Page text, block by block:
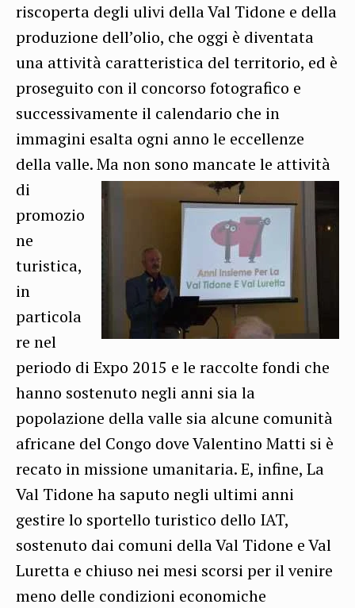
riscoperta degli ulivi della Val Tidone e della
produzione dell’olio, che oggi è diventata
una attività caratteristica del territorio, ed è
proseguito con il concorso fotografico e
successivamente il calendario che in
immagini esalta ogni anno le eccellenze
della valle.Ma non sono mancate le attività
di
promozio
ne
turistica,
in
particola
re nel
periodo di Expo 2015 e le raccolte fondi che
hanno sostenuto negli anni sia la
popolazione della valle sia alcune comunità
africane del Congo dove Valentino Matti si è
recato in missione umanitaria. E, infine, La
Val Tidone ha saputo negli ultimi anni
gestire lo sportello turistico dello IAT,
sostenuto dai comuni della Val Tidone e Val
Luretta e chiuso nei mesi scorsi per il venire
meno delle condizioni economiche